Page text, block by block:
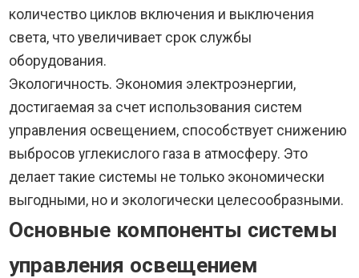
количество циклов включения и выключения
света, что увеличивает срок службы
оборудования.
Экологичность. Экономия электроэнергии,
достигаемая за счет использования систем
управления освещением, способствует снижению
выбросов углекислого газа в атмосферу. Это
делает такие системы не только экономически
выгодными, но и экологически целесообразными.
Основные компоненты системы
управления освещением